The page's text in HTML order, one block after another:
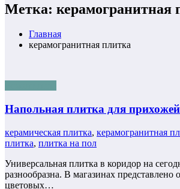
Метка: керамогранитная
Главная
керамогранитная плитка
Напольная плитка для прихожей
керамическая плитка, керамогранитная
плитка, плитка на пол
Универсальная плитка в коридор на
разнообразна. В магазинах представлено
цветовых…